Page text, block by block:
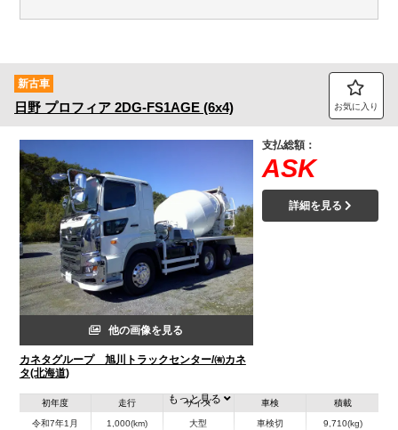
新古車
日野 プロフィア 2DG-FS1AGE (6x4) お気に入り
他の画像を見る
カネタグループ 旭川トラックセンター/㈲カネ
タ(北海道)
支払総額：
ASK
詳細を見る
初年度
令和7年1月
走行
1,000(km)
サイズ
大型
車検
車検切
積載
9,710(kg)
もっと見る